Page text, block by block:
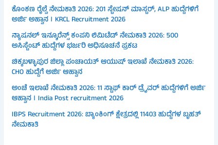
ಕೊಂಕಣ ರೈಲ್ವೆ ನೇಮಕಾತಿ 2026: 201 ಸ್ಟೇಷನ್ ಮಾಸ್ಟರ್, ALP ಹುದ್ದೆಗಳಿಗೆ
ಅರ್ಜಿ ಅಹ್ವಾನ । KRCL Recruitment 2026
ನ್ಯಾಷನಲ್ ಇನ್ಶೂರೆನ್ಸ್ ಕಂಪನಿ ಲಿಮಿಟೆಡ್ ನೇಮಕಾತಿ 2026: 500
ಅಸಿಸ್ಟೆಂಟ್ ಹುದ್ದೆಗಳ ಭರ್ಜರಿ ಅಧಿಸೂಚನೆ ಪ್ರಕಟ
ಚಿಕ್ಕಬಳ್ಳಾಪುರ ಜಿಲ್ಲಾ ಪಂಚಾಯತ್ ಆಯುಷ್ ಇಲಾಖೆ ನೇಮಕಾತಿ 2026:
CHO ಹುದ್ದೆಗೆ ಅರ್ಜಿ ಆಹ್ವಾನ
ಅಂಚೆ ಇಲಾಖೆ ನೇಮಕಾತಿ 2026: 11 ಸ್ಟಾಫ್ ಕಾರ್ ಡ್ರೈವರ್ ಹುದ್ದೆಗಳಿಗೆ ಅರ್ಜಿ
ಆಹ್ವಾನ । India Post recruitment 2026
IBPS Recruitment 2026: ಬ್ಯಾಂಕಿಂಗ್ ಕ್ಷೇತ್ರದಲ್ಲಿ 11403 ಹುದ್ದೆಗಳ ಬೃಹತ್
ನೇಮಕಾತಿ